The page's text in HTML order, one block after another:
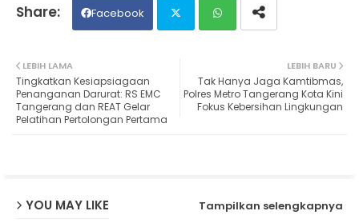
Facebook
ats
LEBIH BARU
Tak Hanya Jaga Kamtibmas,
Polres Metro Tangerang Kota Kini
Fokus Kebersihan Lingkungan
LEBIH LAMA
Tingkatkan Kesiapsiagaan
Penanganan Darurat: RS EMC
Tangerang dan REAT Gelar
Pelatihan Pertolongan Pertama
YOU MAY LIKE Tampilkan selengkapnya